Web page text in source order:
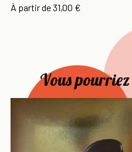
À partir dePrix
31,00 €
Vous